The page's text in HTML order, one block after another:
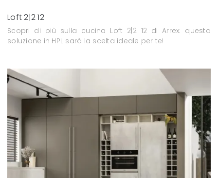
Loft 2|2 12
Scopri di più sulla cucina Loft 2|2 12 di Arrex: questa
soluzione in HPL sarà la scelta ideale per te!